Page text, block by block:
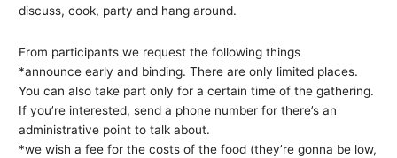
discuss, cook, party and hang around.
From participants we request the following things
*announce early and binding. There are only limited places.
You can also take part only for a certain time of the gathering.
If you’re interested, send a phone number for there’s an
administrative point to talk about.
*we wish a fee for the costs of the food (they’re gonna be low,